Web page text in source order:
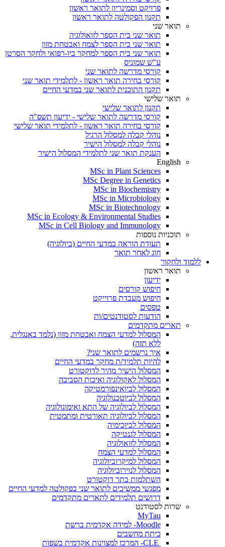
פרויקט וסמינריון לתואר ראשון
תקנון הפקולטה לתואר ראשון
תואר שני
תואר שני בית הספר לזואולוגיה
תואר שני בית הספר לצמח ואבטחת מזון
תואר שני בית הספר למחקר ביו-רפואי ולחקר הסרטן
ע"ש שמוניס
קורסי מדרשה לתואר שני
קורסי בחירה תואר ראשון - לתלמידי תואר שני
תקנון התוכנית לתואר שני במדעי החיים
תואר שלישי
תקנון לתואר שלישי
קורסי מדרשה לתואר שלישי - ידיעון תשפ"ה
קורסי בחירה תואר ראשון - לתלמידי תואר שלישי
נוהלי קבלה למסלול הרגיל
נוהלי קבלה למסלול הישיר
הענקת תואר שני לתלמידי המסלול הישיר
English
MSc in Plant Sciences
MSc Degree in Genetics
MSc in Biochemistry
MSc in Microbiology
MSc in Biotechnology
MSc in Ecology & Environmental Studies
MSc in Cell Biology and Immunology
תוכניות נוספות
תעודת הוראה במדעי החיים (ביולוגיה)
חוג לאחר תואר
ללמוד ולחקור
תואר ראשון
ידיעון
חיפוש קורסים
חיפוש מעבדת פרוייקט
טפסים
הודעות לסטודנטים/ות
תארים מתקדמים
המסלול למדעי הצמח ואבטחת מזון (נלמד באנגלית,
ללא תזה)
איך נרשמים לתואר שני?
להיות תלמיד/ת מחקר במדעי החיים
המסלול הישיר מהיר לדוקטורט
המסלול לאקולוגיה ואיכות הסביבה
המסלול לביואינפורמטיקה
המסלול לביוטכנולוגיה
המסלול לביולוגיה של התא ואימונולוגיה
המסלול לביולוגיה תאורטית ומתמטית
המסלול לביוכימיה
המסלול לגנטיקה
המסלול לזואולוגיה
המסלול למדעי הצמח
המסלול למיקרוביולוגיה
המסלול לנוירוביולוגיה
השתלמות בתר דוקטורט
מפגשי ממשיכים לתואר שני בפקולטה למדעי החיים
דרושים תלמידים לתארים מתקדמים
שרות לסטודנט
MyTau
Moodle- למידה אקדמית ברשת
כיתת מחשבים